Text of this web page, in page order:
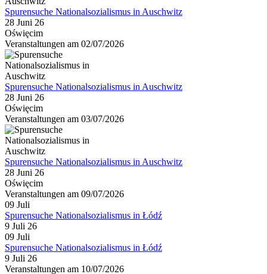
Spurensuche Nationalsozialismus in Auschwitz
28 Juni 26
Oświęcim
Veranstaltungen am 02/07/2026
Spurensuche Nationalsozialismus in Auschwitz
28 Juni 26
Oświęcim
Veranstaltungen am 03/07/2026
Spurensuche Nationalsozialismus in Auschwitz
28 Juni 26
Oświęcim
Veranstaltungen am 09/07/2026
09 Juli
Spurensuche Nationalsozialismus in Łódź
9 Juli 26
09 Juli
Spurensuche Nationalsozialismus in Łódź
9 Juli 26
Veranstaltungen am 10/07/2026